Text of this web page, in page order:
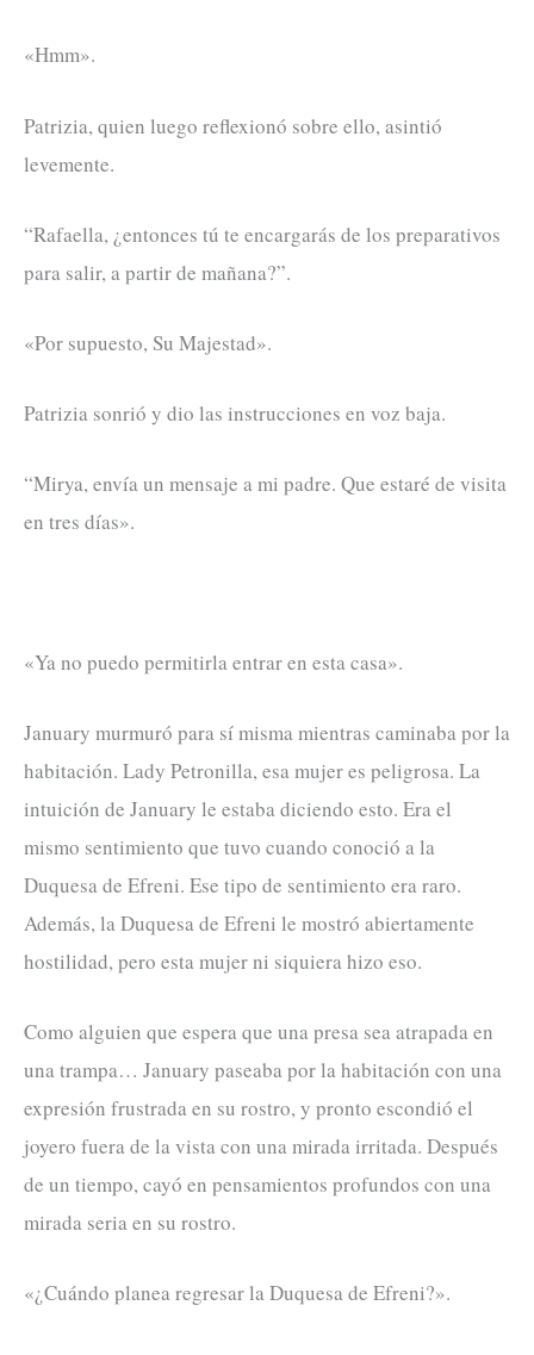
«Hmm».
Patrizia, quien luego reflexionó sobre ello, asintió
levemente.
“Rafaella, ¿entonces tú te encargarás de los preparativos
para salir, a partir de mañana?”.
«Por supuesto, Su Majestad».
Patrizia sonrió y dio las instrucciones en voz baja.
“Mirya, envía un mensaje a mi padre. Que estaré de visita
en tres días».
«Ya no puedo permitirla entrar en esta casa».
January murmuró para sí misma mientras caminaba por la
habitación. Lady Petronilla, esa mujer es peligrosa. La
intuición de January le estaba diciendo esto. Era el
mismo sentimiento que tuvo cuando conoció a la
Duquesa de Efreni. Ese tipo de sentimiento era raro.
Además, la Duquesa de Efreni le mostró abiertamente
hostilidad, pero esta mujer ni siquiera hizo eso.
Como alguien que espera que una presa sea atrapada en
una trampa… January paseaba por la habitación con una
expresión frustrada en su rostro, y pronto escondió el
joyero fuera de la vista con una mirada irritada. Después
de un tiempo, cayó en pensamientos profundos con una
mirada seria en su rostro.
«¿Cuándo planea regresar la Duquesa de Efreni?».